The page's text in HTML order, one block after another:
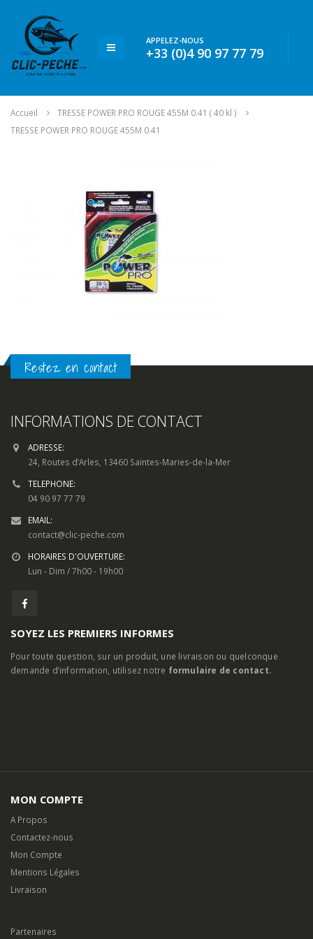
APPELEZ-NOUS
+33 (0)4 90 97 77 79
Accueil
TRESSE POWER PRO ROUGE 455M 0.41 ( 40 kl )
TRESSE POWER PRO ROUGE 455M 0.41
Restez en contact
INFORMATIONS DE CONTACT
ADRESSE:
24, Routes d’Arles, 13460 Saintes-Maries-de-la-Mer
TELEPHONE:
04 90 97 77 79
EMAIL:
contact@clic-peche.com
HORAIRES D'OUVERTURE:
Lun - Dim / 7h00 - 19h00
SOYEZ LES PREMIERS INFORMES
Pour toute question, sur un produit, une livraison ou quelconque
demande d’information, utilisez notre formulaire de contact.
MON COMPTE
A Propos
Contactez-nous
Mon Compte
Mentions Légales
Livraison
Partenaires